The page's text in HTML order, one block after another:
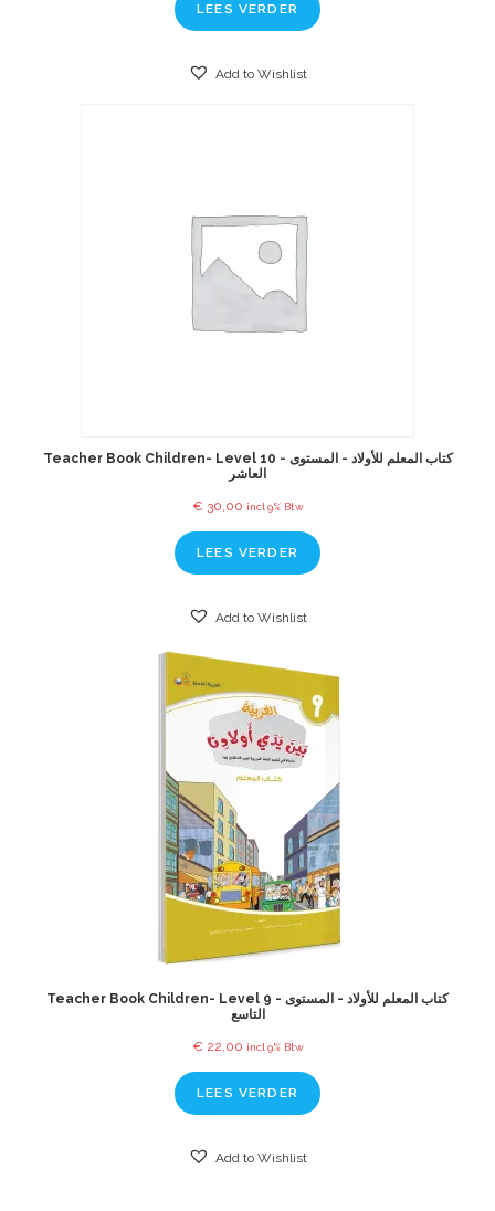
LEES VERDER
Add to Wishlist
Teacher Book Children- Level 10 - كتاب المعلم للأولاد - المستوى
العاشر
€30,00 incl 9% Btw
LEES VERDER
Add to Wishlist
Teacher Book Children- Level 9 - كتاب المعلم للأولاد - المستوى
التاسع
€22,00 incl 9% Btw
LEES VERDER
Add to Wishlist